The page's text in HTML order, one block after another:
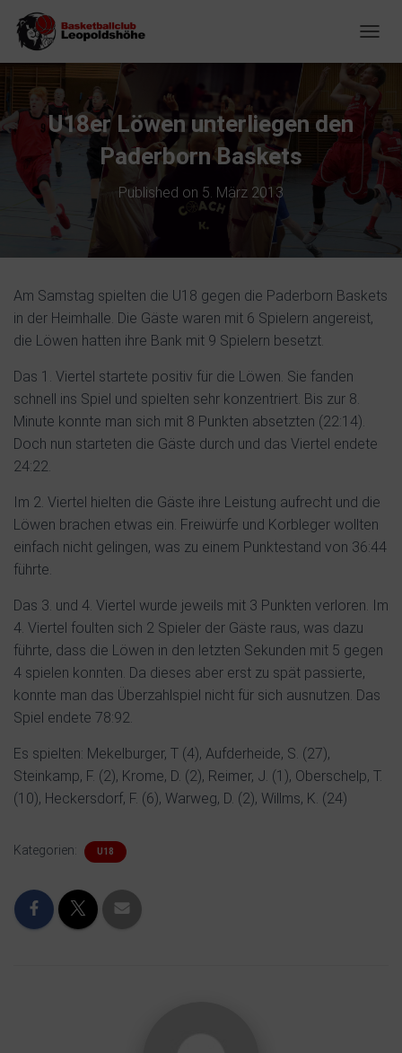
U18er Löwen unterliegen den
Paderborn Baskets
Published on 5. März 2013
Am Samstag spielten die U18 gegen die Paderborn Baskets
in der Heimhalle. Die Gäste waren mit 6 Spielern angereist,
die Löwen hatten ihre Bank mit 9 Spielern besetzt.
Das 1. Viertel startete positiv für die Löwen. Sie fanden
schnell ins Spiel und spielten sehr konzentriert. Bis zur 8.
Minute konnte man sich mit 8 Punkten absetzten (22:14).
Doch nun starteten die Gäste durch und das Viertel endete
24:22.
Im 2. Viertel hielten die Gäste ihre Leistung aufrecht und die
Löwen brachen etwas ein. Freiwürfe und Korbleger wollten
einfach nicht gelingen, was zu einem Punktestand von 36:44
führte.
Das 3. und 4. Viertel wurde jeweils mit 3 Punkten verloren. Im
4. Viertel foulten sich 2 Spieler der Gäste raus, was dazu
führte, dass die Löwen in den letzten Sekunden mit 5 gegen
4 spielen konnten. Da dieses aber erst zu spät passierte,
konnte man das Überzahlspiel nicht für sich ausnutzen. Das
Spiel endete 78:92.
Es spielten: Mekelburger, T (4), Aufderheide, S. (27),
Steinkamp, F. (2), Krome, D. (2), Reimer, J. (1), Oberschelp, T.
(10), Heckersdorf, F. (6), Warweg, D. (2), Willms, K. (24)
Kategorien: U18